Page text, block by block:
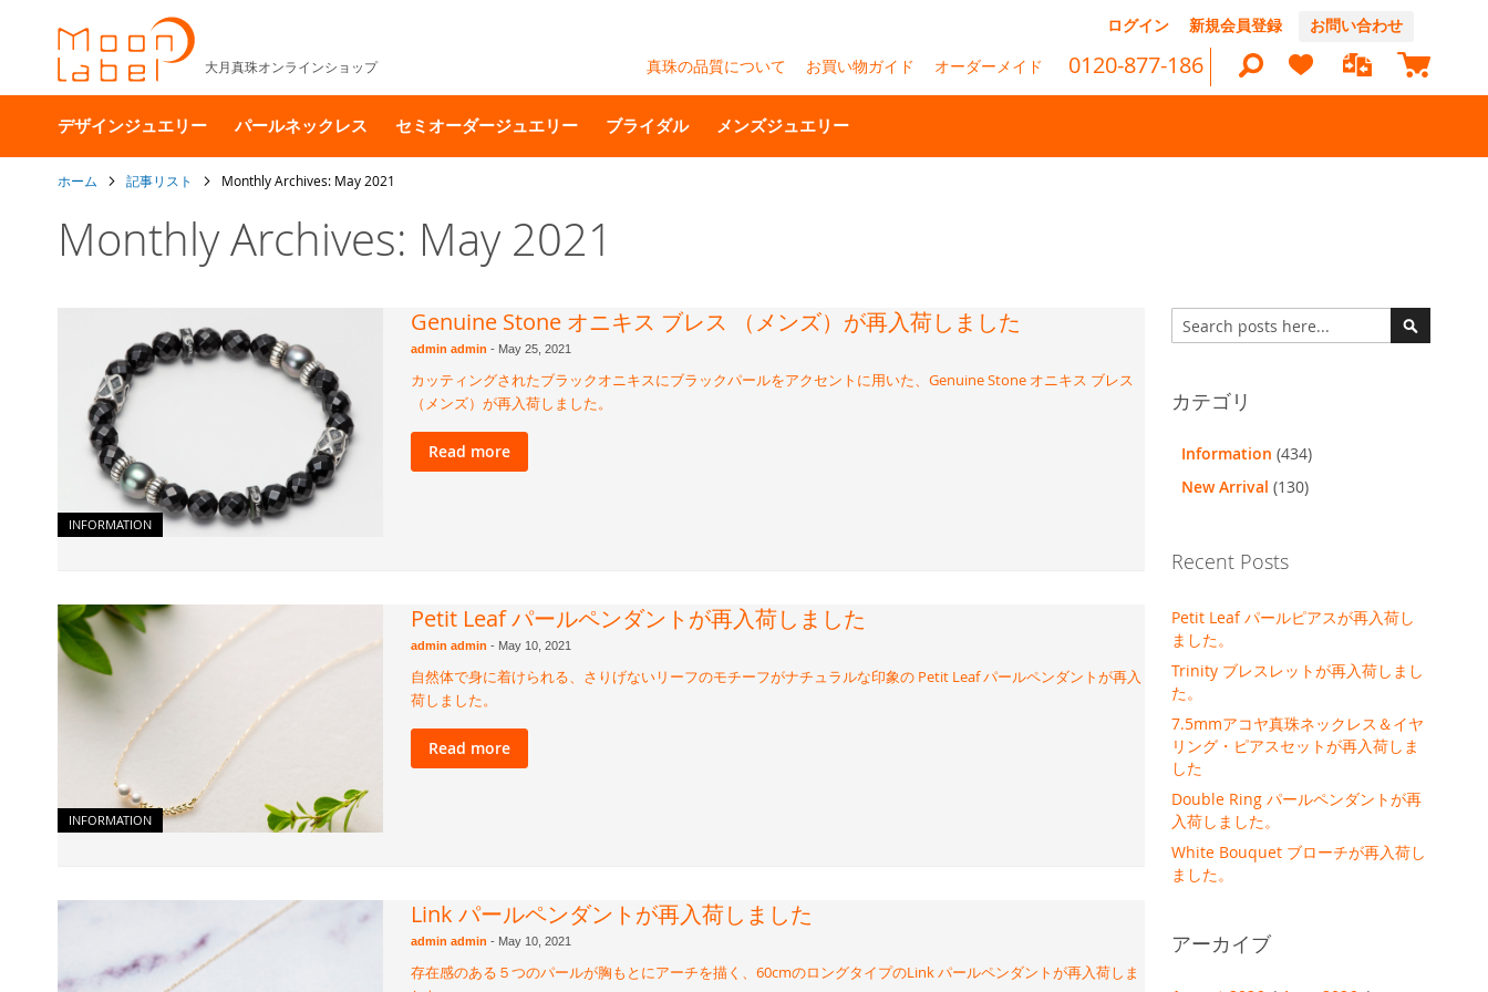
テ
ン
ツ
ログイン 新規会員登録 お問い合わせ
大月真珠オンラインショップ 真珠の品質について お買い物ガイド オーダーメイド 0120-877-186 マイカ
デザインジュエリー パールネックレス セミオーダージュエリー ブライダル メンズジュエリー
ホーム 記事リスト Monthly Archives: May 2021
Monthly Archives: May 2021
INFORMATION
Genuine Stone オニキス ブレス （メンズ）が再入荷しました
admin admin- May 25, 2021
カッティングされたブラックオニキスにブラックパールをアクセントに用いた、Genuine Stone オニキス ブレス
（メンズ）が再入荷しました。
Read more
INFORMATION
Petit Leaf パールペンダントが再入荷しました
admin admin- May 10, 2021
自然体で身に着けられる、さりげないリーフのモチーフがナチュラルな印象の Petit Leaf パールペンダントが再入
荷しました。
Read more
Link パールペンダントが再入荷しました
admin admin- May 10, 2021
存在感のある５つのパールが胸もとにアーチを描く、60cmのロングタイプのLink パールペンダントが再入荷しま
検
索
カテゴリ
Information(434)
New Arrival(130)
Recent Posts
Petit Leaf パールピアスが再入荷し
ました。
Trinity ブレスレットが再入荷しまし
た。
7.5mmアコヤ真珠ネックレス＆イヤ
リング・ピアスセットが再入荷しま
した
Double Ring パールペンダントが再
入荷しました。
White Bouquet ブローチが再入荷し
ました。
アーカイブ